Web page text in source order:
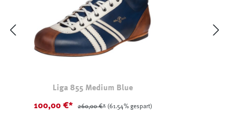
Liga 855 Medium Blue
100,00 €* 260,00 €* (61.54% gespart)